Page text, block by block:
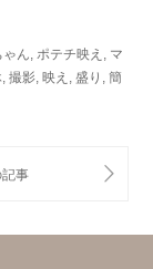
ゃん, ポテチ映え , マ
, 撮影, 映え , 盛り , 簡